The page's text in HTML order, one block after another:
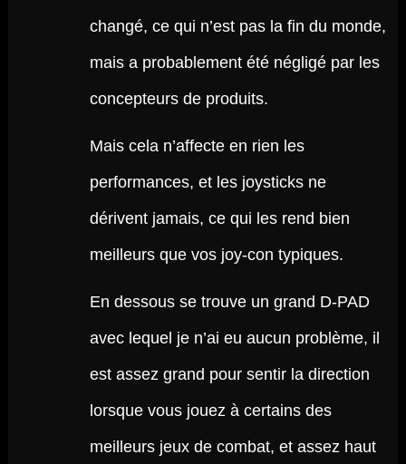
changé, ce qui n’est pas la fin du monde,
mais a probablement été négligé par les
concepteurs de produits.
Mais cela n’affecte en rien les
performances, et les joysticks ne
dérivent jamais, ce qui les rend bien
meilleurs que vos joy-con typiques.
En dessous se trouve un grand D-PAD
avec lequel je n’ai eu aucun problème, il
est assez grand pour sentir la direction
lorsque vous jouez à certains des
meilleurs jeux de combat, et assez haut